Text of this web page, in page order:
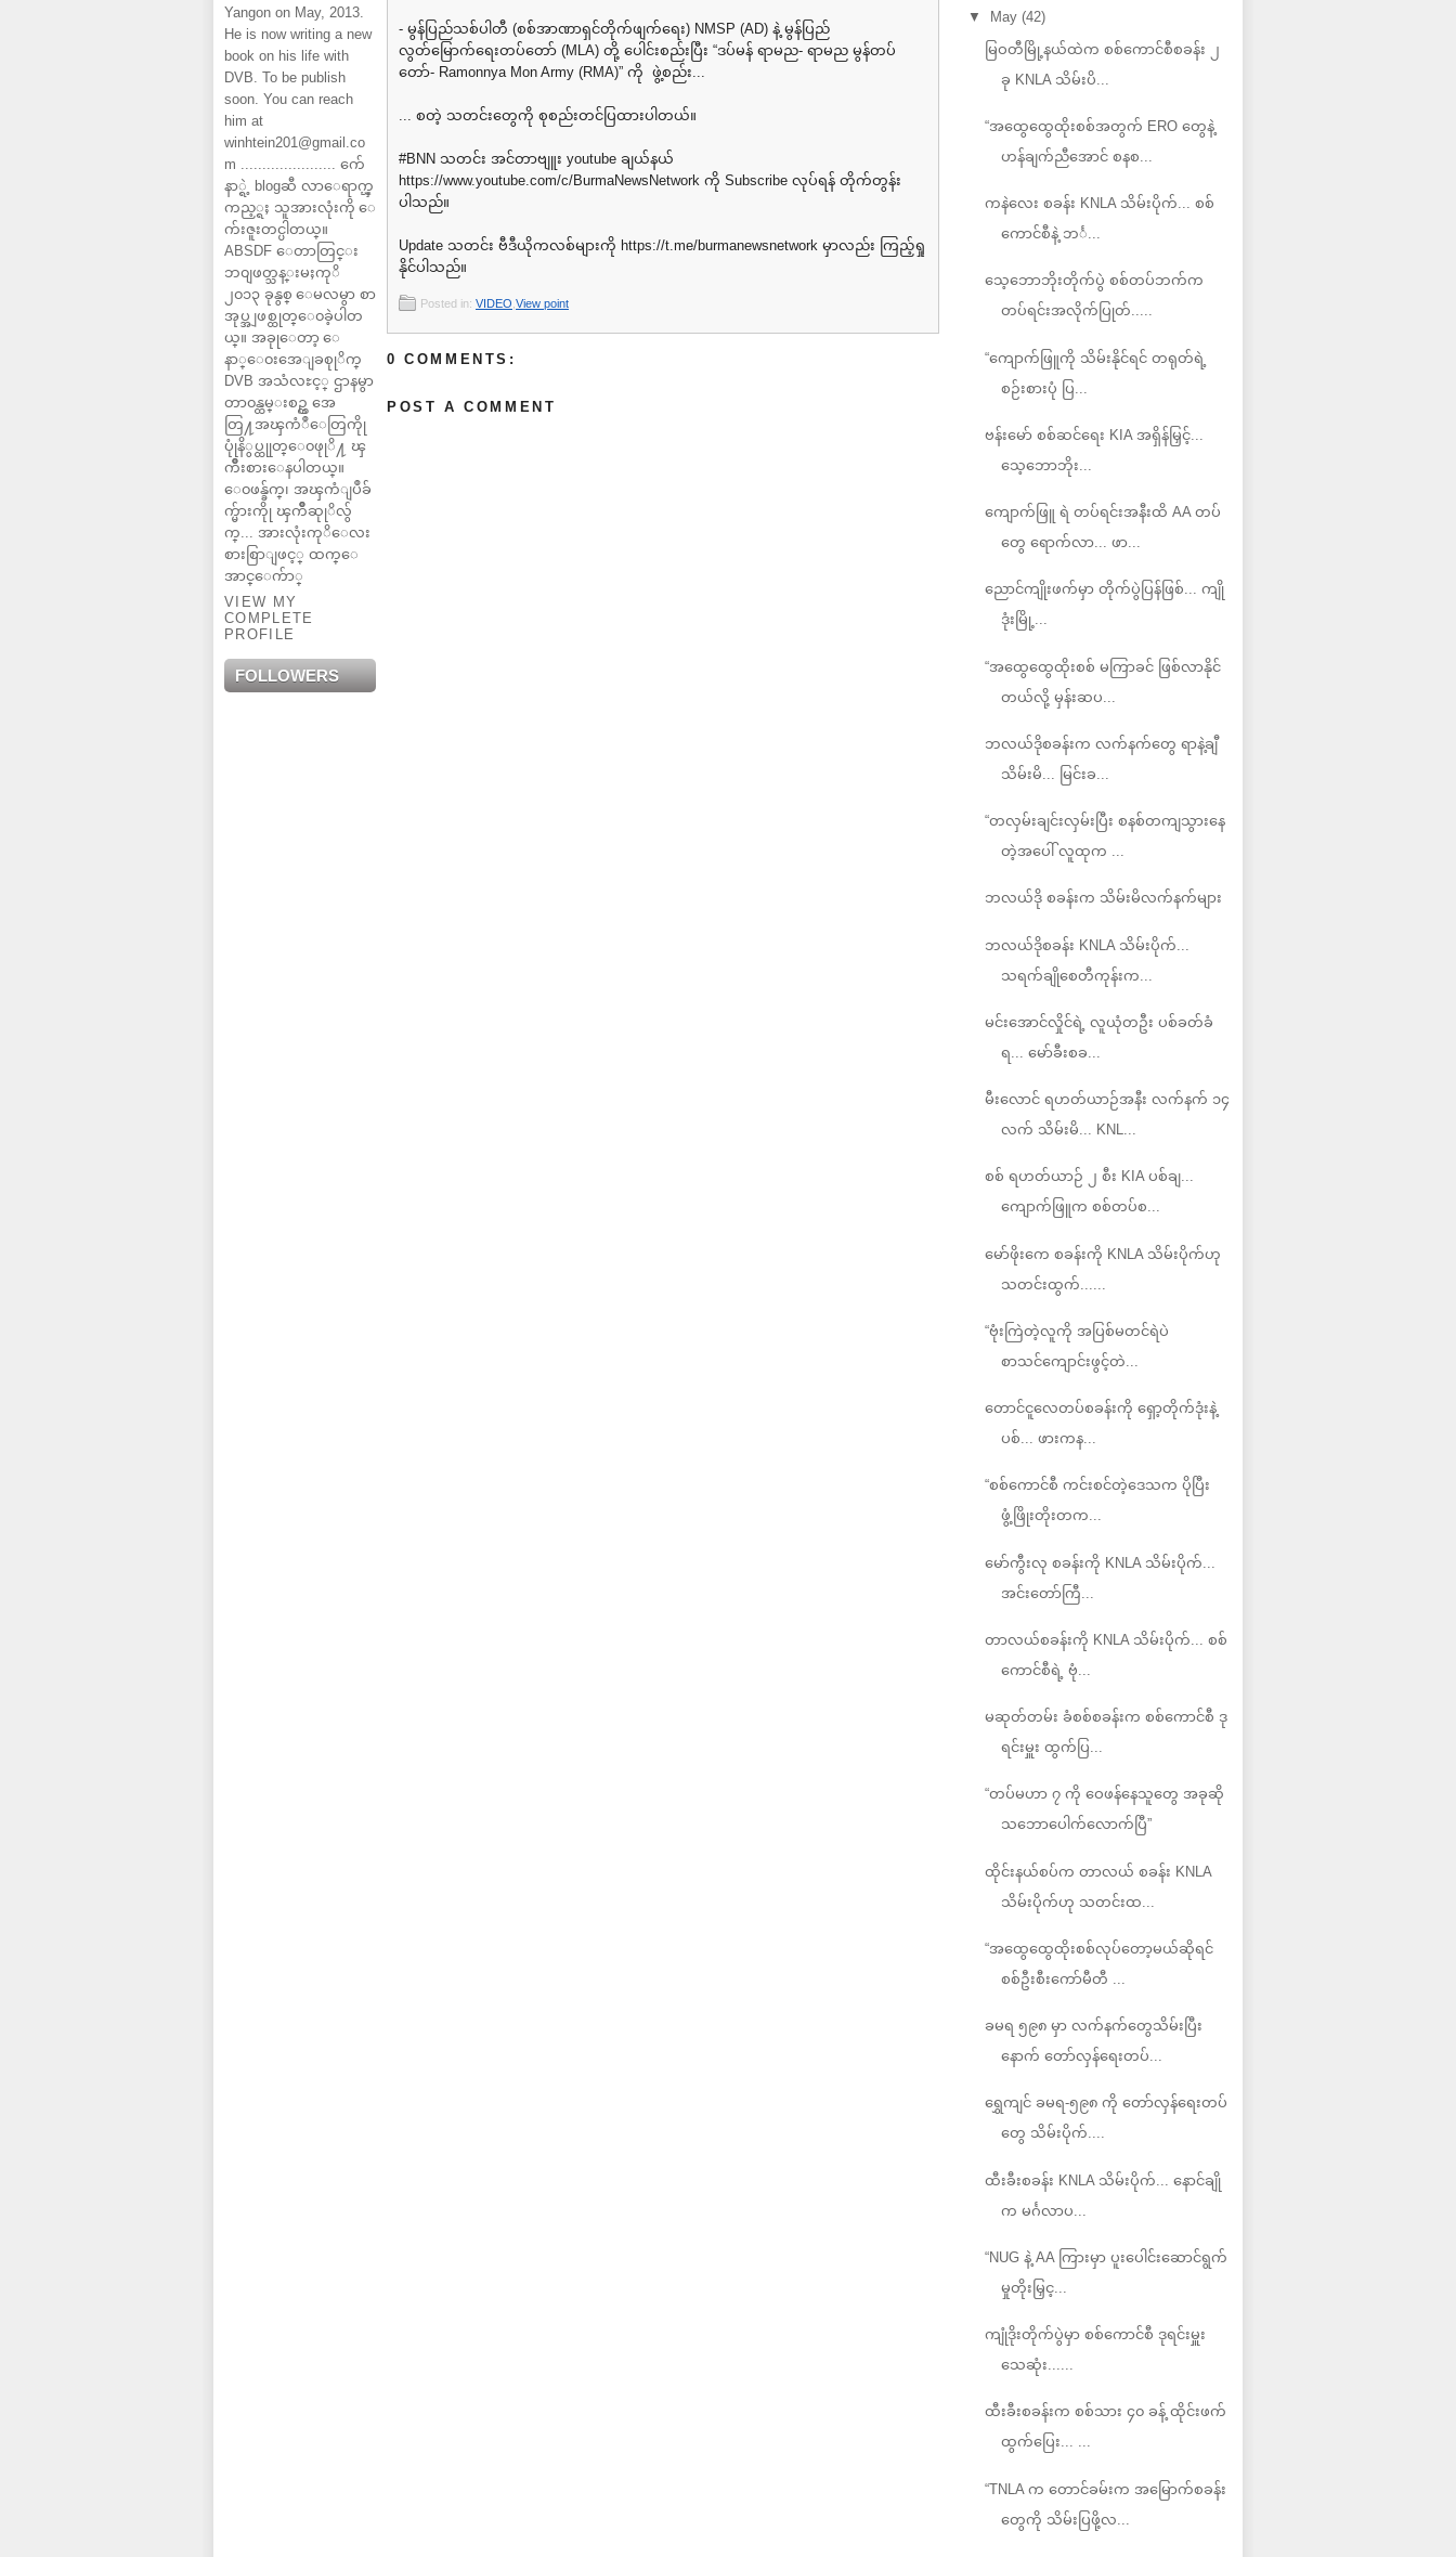
Yangon on May, 2013.
He is now writing a new
book on his life with
DVB. To be publish
soon. You can reach
him at
winhtein201@gmail.co
m ...................... က်ေ
နာ္ရဲ့ blogဆီ လာေရာက္ၾ
ကည့္ရႈ သူအားလုံးကို ေ
က်းဇူးတင္ပါတယ္။
ABSDF ေတာတြင္း
ဘ၀ျဖတ္သန္းမႈကုိ
၂၀၁၃ ခုနွစ္ ေမလမွာ စာ
အုပ္အျဖစ္ထုတ္ေ၀ခဲ့ပါတ
ယ္။ အခုုေတာ့ ေ
နာ္ေ၀းအေျခစုုိက္
DVB အသံလႊင့္ ဌာနမွာ
တာ၀န္ထမ္းစဥ္က အေ
တြ႔အၾကံဳေတြကိုု
ပုုံနိွပ္ထုုတ္ေ၀ဖုုိ႔ ၾ
ကိဳးစားေနပါတယ္။
ေ၀ဖန္ခ်က္၊ အၾကံျပဳခ်
က္မ်ားကိုု ၾကိဳဆုုိလ်ွ
က္... အားလုံးကုိေလး
စားစြာျဖင့္ ထက္ေ
အာင္ေက်ာ္
VIEW MY
COMPLETE
PROFILE
FOLLOWERS
- မွန်ပြည်သစ်ပါတီ (စစ်အာဏာရှင်တိုက်ဖျက်ရေး) NMSP (AD) နဲ့ မွန်ပြည်
လွတ်မြောက်ရေးတပ်တော် (MLA) တို့ ပေါင်းစည်းပြီး “ဒပ်မန် ရာမည- ရာမည မွန်တပ်
တော်- Ramonnya Mon Army (RMA)” ကို ဖွဲ့စည်း...
... စတဲ့ သတင်းတွေကို စုစည်းတင်ပြထားပါတယ်။
#BNN သတင်း အင်တာဗျူး youtube ချယ်နယ်
⁦https://www.youtube.com/c/BurmaNewsNetwork⁩ ကို Subscribe လုပ်ရန် တိုက်တွန်း
ပါသည်။
Update သတင်း ဗီဒီယိုကလစ်များကို ⁦https://t.me/burmanewsnetwork⁩ မှာလည်း ကြည့်ရှု
နိုင်ပါသည်။
Posted in: VIDEO View point
0 COMMENTS:
POST A COMMENT
▼ May (42)
မြဝတီမြို့နယ်ထဲက စစ်ကောင်စီစခန်း ၂
ခု KNLA သိမ်းပိ...
“အထွေထွေထိုးစစ်အတွက် ERO တွေနဲ့
ဟန်ချက်ညီအောင် စနစ...
ကနဲလေး စခန်း KNLA သိမ်းပိုက်... စစ်
ကောင်စီနဲ့ ဘင်္...
သေ့ဘောဘိုးတိုက်ပွဲ စစ်တပ်ဘက်က
တပ်ရင်းအလိုက်ပြုတ်.....
“ကျောက်ဖြူကို သိမ်းနိုင်ရင် တရုတ်ရဲ့
စဉ်းစားပုံ ပြ...
ဗန်းမော် စစ်ဆင်ရေး KIA အရှိန်မြှင့်...
သေ့ဘောဘိုး...
ကျောက်ဖြူ ရဲ တပ်ရင်းအနီးထိ AA တပ်
တွေ ရောက်လာ... ဖာ...
ညောင်ကျိုးဖက်မှာ တိုက်ပွဲပြန်ဖြစ်... ကျို
ဒုံးမြို့...
“အထွေထွေထိုးစစ် မကြာခင် ဖြစ်လာနိုင်
တယ်လို့ မှန်းဆပ...
ဘလယ်ဒိုစခန်းက လက်နက်တွေ ရာနဲ့ချီ
သိမ်းမိ... မြင်းခ...
“တလှမ်းချင်းလှမ်းပြီး စနစ်တကျသွားနေ
တဲ့အပေါ် လူထုက ...
ဘလယ်ဒို စခန်းက သိမ်းမိလက်နက်များ
ဘလယ်ဒိုစခန်း KNLA သိမ်းပိုက်...
သရက်ချိုစေတီကုန်းက...
မင်းအောင်လှိုင်ရဲ့ လူယုံတဦး ပစ်ခတ်ခံ
ရ... မော်ခီးစခ...
မီးလောင် ရဟတ်ယာဉ်အနီး လက်နက် ၁၄
လက် သိမ်းမိ... KNL...
စစ် ရဟတ်ယာဉ် ၂ စီး KIA ပစ်ချ...
ကျောက်ဖြူက စစ်တပ်စ...
မော်ဖိုးကေ စခန်းကို KNLA သိမ်းပိုက်ဟု
သတင်းထွက်......
“ဗုံးကြဲတဲ့လူကို အပြစ်မတင်ရဲပဲ
စာသင်ကျောင်းဖွင့်တဲ...
တောင်ငူလေတပ်စခန်းကို ရှော့တိုက်ဒုံးနဲ့
ပစ်... ဖားကန...
“စစ်ကောင်စီ ကင်းစင်တဲ့ဒေသက ပိုပြီး
ဖွံ့ဖြိုးတိုးတက...
မော်ကွီးလု စခန်းကို KNLA သိမ်းပိုက်...
အင်းတော်ကြီ...
တာလယ်စခန်းကို KNLA သိမ်းပိုက်... စစ်
ကောင်စီရဲ့ ဗုံ...
မဆုတ်တမ်း ခံစစ်စခန်းက စစ်ကောင်စီ ဒု
ရင်းမှူး ထွက်ပြ...
“တပ်မဟာ ၇ ကို ဝေဖန်နေသူတွေ အခုဆို
သဘောပေါက်လောက်ပြီ”
ထိုင်းနယ်စပ်က တာလယ် စခန်း KNLA
သိမ်းပိုက်ဟု သတင်းထ...
“အထွေထွေထိုးစစ်လုပ်တော့မယ်ဆိုရင်
စစ်ဦးစီးကော်မီတီ ...
ခမရ ၅၉၈ မှာ လက်နက်တွေသိမ်းပြီး
နောက် တော်လှန်ရေးတပ်...
ရွှေကျင် ခမရ-၅၉၈ ကို တော်လှန်ရေးတပ်
တွေ သိမ်းပိုက်....
ထီးခီးစခန်း KNLA သိမ်းပိုက်... နောင်ချို
က မင်္ဂလာပ...
“NUG နဲ့ AA ကြားမှာ ပူးပေါင်းဆောင်ရွက်
မှုတိုးမြှင့...
ကျုံဒိုးတိုက်ပွဲမှာ စစ်ကောင်စီ ဒုရင်းမှူး
သေဆုံး......
ထီးခီးစခန်းက စစ်သား ၄၀ ခန့် ထိုင်းဖက်
ထွက်ပြေး... ...
“TNLA က တောင်ခမ်းက အမြောက်စခန်း
တွေကို သိမ်းပြဖို့လ...